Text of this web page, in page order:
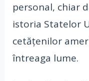
personal, chiar
istoria Statelor
cetățenilor
întreaga lume.